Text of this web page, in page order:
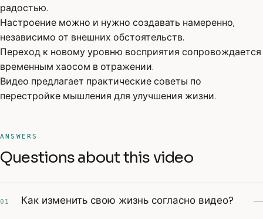
радостью.
Настроение можно и нужно создавать намеренно,
независимо от внешних обстоятельств.
Переход к новому уровню восприятия сопровождается
временным хаосом в отражении.
Видео предлагает практические советы по
перестройке мышления для улучшения жизни.
ANSWERS
Questions about this video
01 Как изменить свою жизнь согласно видео?